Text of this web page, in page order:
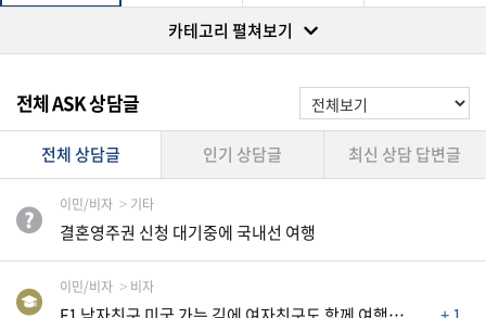
민/
비
법
자동차 정부혜택서비스
카테고리 펼쳐보기
전체 ASK 상담글
전체 상담글 인기 상담글 최신 상담 답변글
이민/비자 기타
결혼영주권 신청 대기중에 국내선 여행
이민/비자 비자